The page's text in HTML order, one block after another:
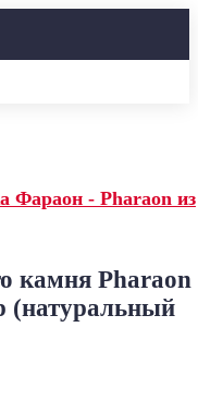
Фараон - Pharaon из
камня Pharaon
(натуральный